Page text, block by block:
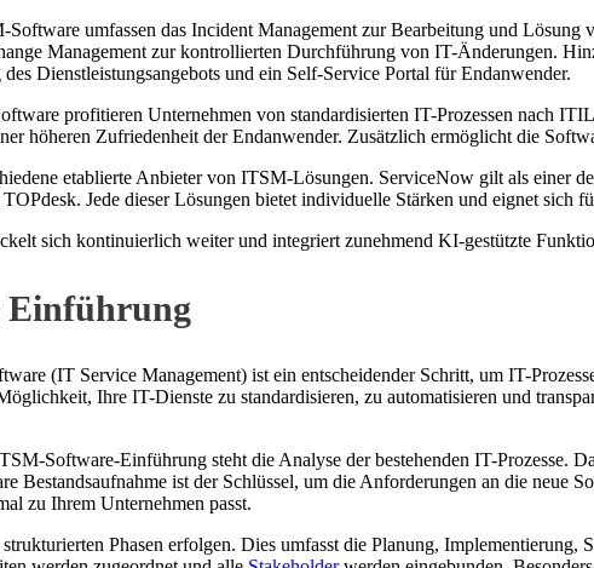
umfassen das Incident Management zur Bearbeitung und
Management zur kontrollierten Durchführung von IT-Änderungen.
Dienstleistungsangebots und ein Self-Service Portal für Endanwender.
profitieren Unternehmen von standardisierten IT-Prozessen nach
höheren Zufriedenheit der Endanwender. Zusätzlich ermöglicht die
etablierte Anbieter von ITSM-Lösungen. ServiceNow gilt als
Jede dieser Lösungen bietet individuelle Stärken und eignet sich
sich kontinuierlich weiter und integriert zunehmend KI-gestützte
Einführung
(IT Service Management) ist ein entscheidender Schritt, um IT-
Ihre IT-Dienste zu standardisieren, zu automatisieren und
Software-Einführung steht die Analyse der bestehenden IT-Prozesse.
Bestandsaufnahme ist der Schlüssel, um die Anforderungen an die neue
zu Ihrem Unternehmen passt.
Phasen erfolgen. Dies umfasst die Planung,